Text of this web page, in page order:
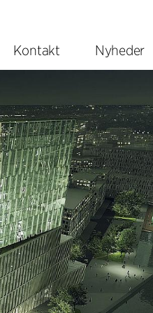
Kontakt Nyheder